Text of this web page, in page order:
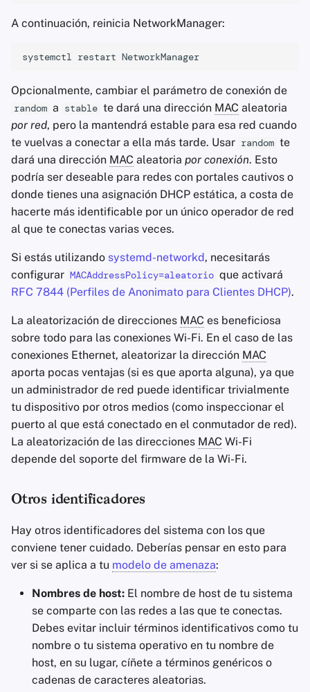
A continuación, reinicia NetworkManager:
systemctl restart
Opcionalmente, cambiar el parámetro de conexión de
random a stable te dará una dirección MAC aleatoria
por red, pero la mantendrá estable para esa red cuando
te vuelvas a conectar a ella más tarde. Usar random te
dará una dirección MAC aleatoria por conexión. Esto
podría ser deseable para redes con portales cautivos o
donde tienes una asignación DHCP estática, a costa de
hacerte más identificable por un único operador de red
al que te conectas varias veces.
Si estás utilizando systemd-networkd, necesitarás
configurar MACAddressPolicy=aleatorio que activará
RFC 7844 (Perfiles de Anonimato para Clientes DHCP).
La aleatorización de direcciones MAC es beneficiosa
sobre todo para las conexiones Wi-Fi. En el caso de las
conexiones Ethernet, aleatorizar la dirección MAC
aporta pocas ventajas (si es que aporta alguna), ya que
un administrador de red puede identificar trivialmente
tu dispositivo por otros medios (como inspeccionar el
puerto al que está conectado en el conmutador de red).
La aleatorización de las direcciones MAC Wi-Fi
depende del soporte del firmware de la Wi-Fi.
Otros identificadores
Hay otros identificadores del sistema con los que
conviene tener cuidado. Deberías pensar en esto para
ver si se aplica a tu modelo de amenaza:
Nombres de host: El nombre de host de tu sistema
se comparte con las redes a las que te conectas.
Debes evitar incluir términos identificativos como tu
nombre o tu sistema operativo en tu nombre de
host, en su lugar, cíñete a términos genéricos o
cadenas de caracteres aleatorias.